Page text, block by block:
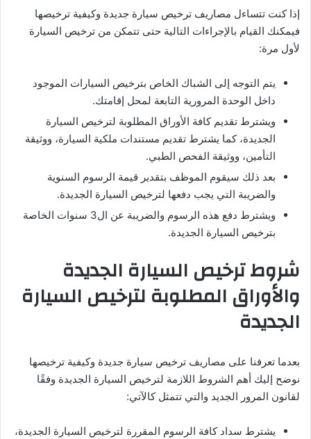
إذا كنت تتساءل مصاريف ترخيص سيارة جديدة وكيفية ترخيصها
فيمكنك القيام بالإجراءات التالية حتى تتمكن من ترخيص السيارة
لأول مرة:
يتم التوجه إلى الشباك الخاص بترخيص السيارات الموجود
داخل الوحدة المرورية التابعة لمحل إقامتك.
ويشترط تقديم كافة الأوراق المطلوبة لترخيص السيارة
الجديدة، كما يشترط تقديم مستندات ملكية السيارة، ووثيقة
التأمين، ووثيقة الفحص الطبي.
بعد ذلك سيقوم الموظف بتقدير قيمة الرسوم السنوية
والضريبة التي يجب دفعها لترخيص السيارة الجديدة.
ويشترط دفع هذه الرسوم والضريبة عن ال3 سنوات الخاصة
بترخيص السيارة الجديدة.
شروط ترخيص السيارة الجديدة
والأوراق المطلوبة لترخيص السيارة
الجديدة
بعدما تعرفنا على مصاريف ترخيص سيارة جديدة وكيفية ترخيصها
نوضح إليك أهم الشروط اللازمة لترخيص السيارة الجديدة وفقًا
لقانون المرور الجديد والتي تتمثل كالآتي:
يشترط سداد كافة الرسوم المقررة لترخيص السيارة الجديدة،